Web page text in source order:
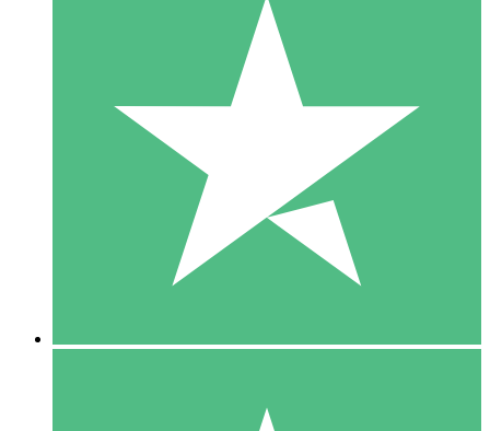
Individuele Creditpakketten
Betaal per gebruik met downloadtegoeden. Geen maandelijkse
1000
10 Downloaden